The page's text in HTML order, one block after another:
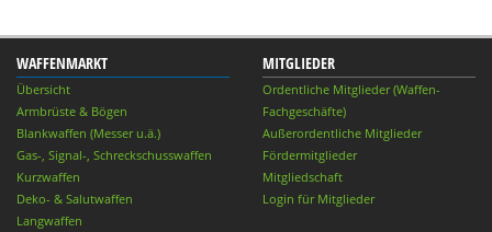
WAFFENMARKT
Übersicht
Armbrüste & Bögen
Blankwaffen (Messer u.ä.)
Gas-, Signal-, Schreckschusswaffen
Kurzwaffen
Deko- & Salutwaffen
Langwaffen
MITGLIEDER
Ordentliche Mitglieder (Waffen-
Fachgeschäfte)
Außerordentliche Mitglieder
Fördermitglieder
Mitgliedschaft
Login für Mitglieder